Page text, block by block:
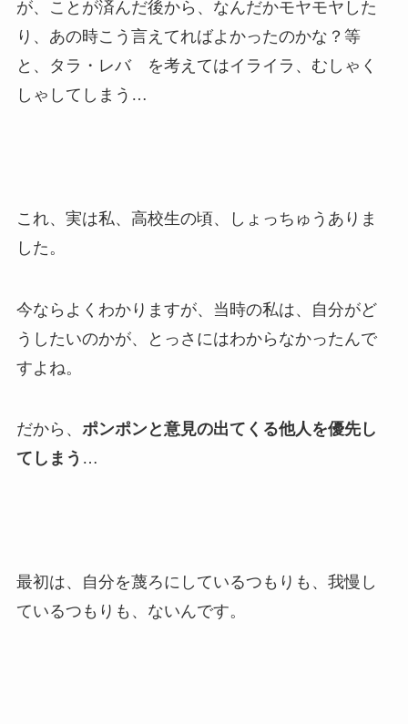
が、ことが済んだ後から、なんだかモヤモヤした
り、あの時こう言えてればよかったのかな？等
と、タラ・レバ を考えてはイライラ、むしゃく
しゃしてしまう…
これ、実は私、高校生の頃、しょっちゅうありま
した。
今ならよくわかりますが、当時の私は、自分がど
うしたいのかが、とっさにはわからなかったんで
すよね。
だから、 ポンポンと意見の出てくる他人を優先し
てしまう …
最初は、自分を蔑ろにしているつもりも、我慢し
ているつもりも、ないんです。